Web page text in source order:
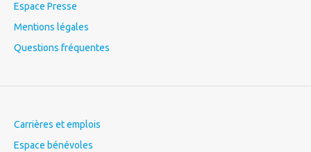
Espace Presse
Mentions légales
Questions fréquentes
Carrières et emplois
Espace bénévoles